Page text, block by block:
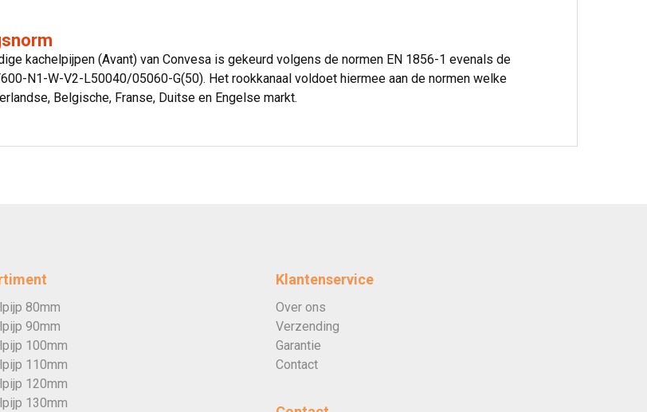
kachelpijpen (Avant) van Convesa is gekeurd volgens de normen EN 1856-1 evenals de
N1-W-V2-L50040/05060-G(50). Het rookkanaal voldoet hiermee aan de normen welke
Belgische, Franse, Duitse en Engelse markt.
80mm
90mm
100mm
110mm
120mm
130mm
Klantenservice
Over ons
Verzending
Garantie
Contact